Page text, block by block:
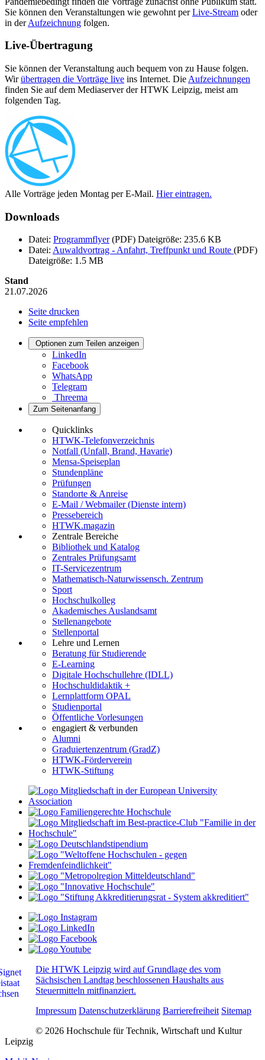
Sie können den Veranstaltungen wie gewohnt perLive-Stream oder
in derAufzeichnung folgen.
Live-Übertragung
Sie können der Veranstaltung auch bequem von zu Hause folgen.
Wirübertragen die Vorträge live ins Internet. Die Aufzeichnungen
finden Sie auf dem Mediaserver der HTWK Leipzig, meist am
folgenden Tag.
Alle Vorträge jeden Montag per E-Mail. Hier eintragen.
Downloads
Datei: Programmflyer(PDF) Dateigröße: 235.6 KB
Datei: Auwaldvortrag - Anfahrt, Treffpunkt und Route (PDF)
Dateigröße: 1.5 MB
Stand
21.07.2026
Seite drucken
Seite empfehlen
Optionen zum Teilen anzeigen
LinkedIn
Facebook
WhatsApp
Telegram
Threema
Zum Seitenanfang
Quicklinks
HTWK-Telefonverzeichnis
Notfall (Unfall, Brand, Havarie)
Mensa-Speiseplan
Stundenpläne
Prüfungen
Standorte & Anreise
E-Mail / Webmailer (Dienste intern)
Pressebereich
HTWK.magazin
Zentrale Bereiche
Bibliothek und Katalog
Zentrales Prüfungsamt
IT-Servicezentrum
Mathematisch-Naturwissensch. Zentrum
Sport
Hochschulkolleg
Akademisches Auslandsamt
Stellenangebote
Stellenportal
Lehre und Lernen
Beratung für Studierende
E-Learning
Digitale Hochschullehre (IDLL)
Hochschuldidaktik +
Lernplattform OPAL
Studienportal
Öffentliche Vorlesungen
engagiert & verbunden
Alumni
Graduiertenzentrum (GradZ)
HTWK-Förderverein
HTWK-Stiftung
Die HTWK Leipzig wird auf Grundlage des vom
Sächsischen Landtag beschlossenen Haushalts aus
Steuermitteln mitfinanziert.
Impressum Datenschutzerklärung Barrierefreiheit Sitemap
© 2026 Hochschule für Technik, Wirtschaft und Kultur
Leipzig